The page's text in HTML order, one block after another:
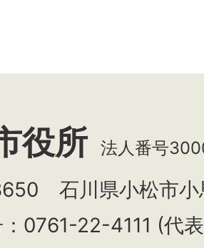
役所 法人番号
石川県小松市小
0761-22-4111 (代